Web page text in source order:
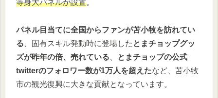
等身大パネルが設置。
パネル目当てに全国からファンが苫小牧を訪れてい
る 、固有スキル発動時に登場した とまチョップグッ
ズが昨年の倍、売れている
とまチョップの公式
twitterのフォロワー数が1万人を超えたなど、苫小牧
市の観光復興に大きな貢献となっています。